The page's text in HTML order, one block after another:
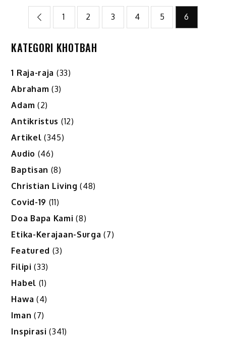
Posts
pagination
1 2 3 4 5 6
KATEGORI KHOTBAH
1 Raja-raja (33)
Abraham (3)
Adam (2)
Antikristus (12)
Artikel (345)
Audio (46)
Baptisan (8)
Christian Living (48)
Covid-19 (11)
Doa Bapa Kami (8)
Etika-Kerajaan-Surga (7)
Featured (3)
Filipi (33)
Habel (1)
Hawa (4)
Iman (7)
Inspirasi (341)